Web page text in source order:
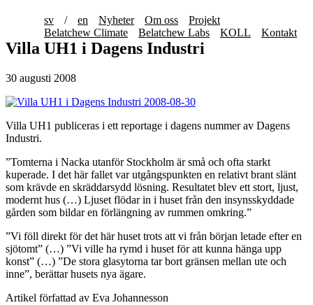
sv / en Nyheter Om oss
Projekt
Belatchew Climate
Belatchew Labs KOLL Kontakt
Villa UH1 i Dagens Industri
30 augusti 2008
Villa UH1 publiceras i ett reportage i dagens nummer av Dagens
Industri.
”Tomterna i Nacka utanför Stockholm är små och ofta starkt
kuperade. I det här fallet var utgångspunkten en relativt brant slänt
som krävde en skräddarsydd lösning. Resultatet blev ett stort, ljust,
modernt hus (…) Ljuset flödar in i huset från den insynsskyddade
gården som bildar en förlängning av rummen omkring.”
”Vi föll direkt för det här huset trots att vi från början letade efter en
sjötomt” (…) ”Vi ville ha rymd i huset för att kunna hänga upp
konst” (…) ”De stora glasytorna tar bort gränsen mellan ute och
inne”, berättar husets nya ägare.
Artikel författad av Eva Johannesson